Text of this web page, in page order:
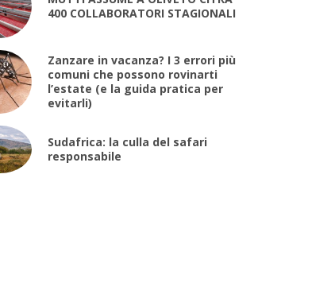
400 COLLABORATORI STAGIONALI
Zanzare in vacanza? I 3 errori più
comuni che possono rovinarti
l’estate (e la guida pratica per
evitarli)
Sudafrica: la culla del safari
responsabile